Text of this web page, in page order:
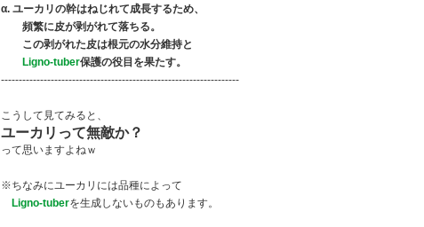
α. ユーカリの幹はねじれて成長するため、
頻繁に皮が剥がれて落ちる。
この剥がれた皮は根元の水分維持と
Ligno-tuber保護の役目を果たす。
-------------------------------------------------------------------
こうして見てみると、
ユーカリって無敵か？
って思いますよねｗ
※ちなみにユーカリには品種によって
Ligno-tuberを生成しないものもあります。